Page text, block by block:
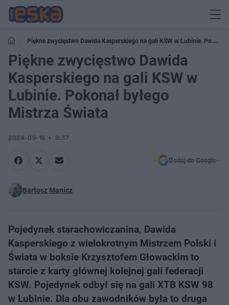
Piękne zwycięstwo Dawida Kasperskiego na gali KSW w Lubinie. Pokonał
byłego Mistrza Świata
Piękne zwycięstwo Dawida
Kasperskiego na gali KSW w
Lubinie. Pokonał byłego
Mistrza Świata
2024-09-16 8:37
Dodaj do Google
Bartosz Manicz
Pojedynek starachowiczanina, Dawida
Kasperskiego z wielokrotnym Mistrzem Polski i
Świata w boksie Krzysztofem Głowackim to
starcie z karty głównej kolejnej gali federacji
KSW. Pojedynek odbył się na gali XTB KSW 98
w Lubinie. Dla obu zawodników była to druga